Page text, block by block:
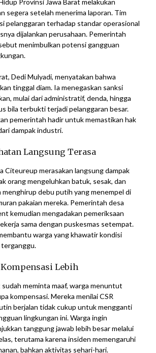
segera setelah menerima laporan. Tim
pelanggaran terhadap standar operasional
dijalankan perusahaan. Pemerintah
menimbulkan potensi gangguan
Dedi Mulyadi, menyatakan bahwa
tinggal diam. Ia menegaskan sanksi
mulai dari administratif, denda, hingga
bila terbukti terjadi pelanggaran besar.
pemerintah hadir untuk memastikan hak
dampak industri.
Langsung Terasa
Citeureup merasakan langsung dampak
orang mengeluhkan batuk, sesak, dan
debu putih yang menempel di
pakaian mereka. Pemerintah desa
kemudian mengadakan pemeriksaan
sama dengan puskesmas setempat.
warga yang khawatir kondisi
Lebih
meminta maaf, warga menuntut
kompensasi. Mereka menilai CSR
berjalan tidak cukup untuk mengganti
lingkungan ini. Warga ingin
tanggung jawab lebih besar melalui
terutama karena insiden memengaruhi
bahkan aktivitas sehari-hari.